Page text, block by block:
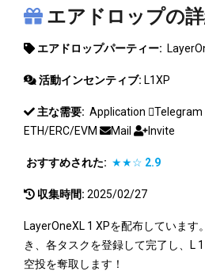
エアドロップの
エアドロップパーティー:
活動インセンティブ: L1XP
主な需要: Application Telegram
ETH/ERC/EVM
Mail Invite
おすすめされた: ★★☆ 2.9
収集時間: 2025/02/27
LayerOneXL 1 XPを配布しています
き、各タスクを登録して完了し、L
空投を奪取します！